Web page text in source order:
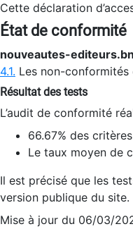
Cette déclaration
État de conformité
nouveautes-
4.1. Les non-conformités
Résultat des tests
L’audit de conformité
66.67% des
Le taux moyen de
Il est précisé que les
version publique du site.
Mise à jour du 06/03/